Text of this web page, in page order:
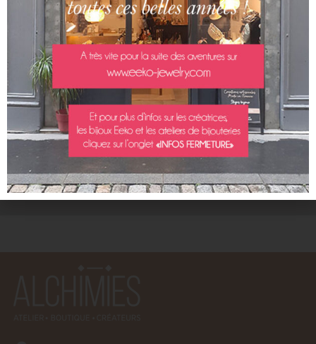
CARTE BLEUE/PAYPAL
EXPÉDITION RAPIDE
SOUS 3 JOURS OUVRÉS
CLICK & COLLECT
RETRAIT SUR RDV